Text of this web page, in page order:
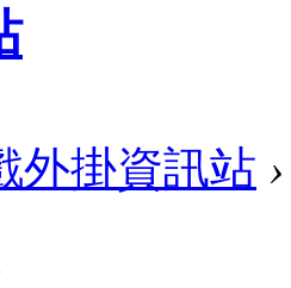
外掛資訊站 ›